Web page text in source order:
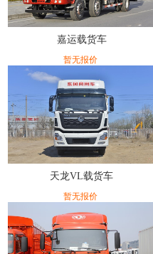
嘉运载货车
暂无报价
天龙VL载货车
暂无报价